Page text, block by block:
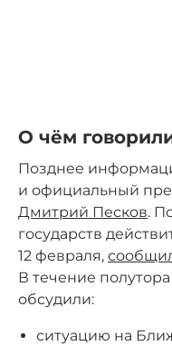
О чём
Позднее
и официальный
Дмитрий Песков.
государств
12 февраля,
В течение
обсудили:
ситуацию на